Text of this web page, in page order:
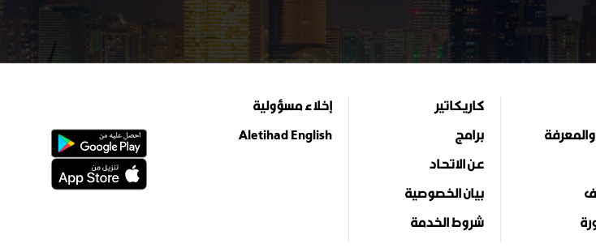
والمعرفة
كاريكاتير
برامج
عن الاتحاد
بيان الخصوصية
شروط الخدمة
إخلاء مسؤولية
Aletihad English